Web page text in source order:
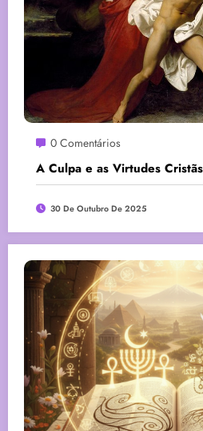
0 Comentários
A Culpa e as Virtudes Cristãs
30 De Outubro De 2025